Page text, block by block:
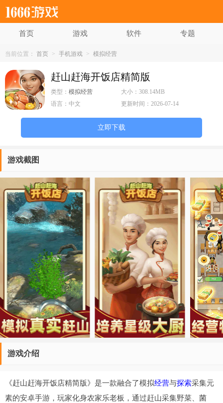
首页 游戏 软件 专题
当前位置： 首页 > 手机游戏 > 模拟经营
赶山赶海开饭店精简版
类型： 模拟经营 大小：308.14MB
语言： 中文 更新时间：2026-07-14
立即下载
游戏截图
游戏介绍
《赶山赶海开饭店精简版》是一款融合了模拟经营与探索采集元
素的安卓手游，玩家化身农家乐老板，通过赶山采集野菜、菌